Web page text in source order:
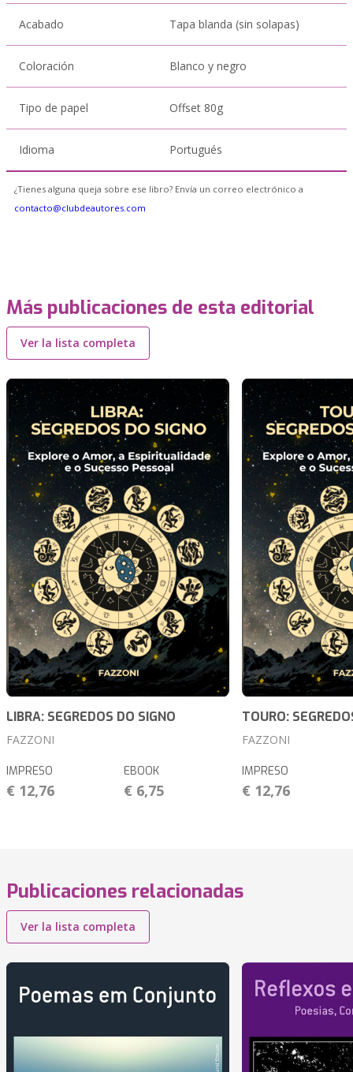
Acabado Tapa blanda (sin solapas)
Coloración Blanco y negro
Tipo de papel Offset 80g
Idioma Portugués
¿Tienes alguna queja sobre ese libro? Envía un correo electrónico a
contacto@clubdeautores.com
Más publicaciones de esta editorial
Ver la lista completa
LIBRA: SEGREDOS DO SIGNO
FAZZONI
IMPRESO
€ 12,76
EBOOK
€ 6,75
TOURO:
FAZZONI
IMPRESO
€ 12,76
Publicaciones relacionadas
Ver la lista completa